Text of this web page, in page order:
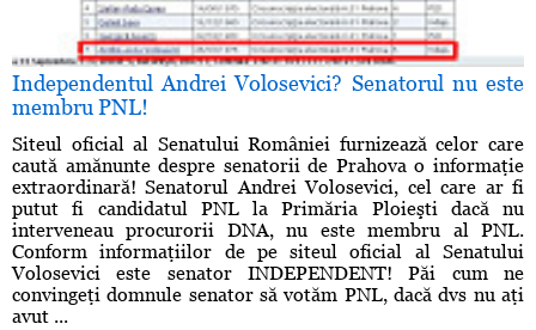
Independentul Andrei Volosevici? Senatorul nu este
membru PNL!
Siteul oficial al Senatului României furnizează celor care
caută amănunte despre senatorii de Prahova o informaţie
extraordinară! Senatorul Andrei Volosevici, cel care ar fi
putut fi candidatul PNL la Primăria Ploieşti dacă nu
interveneau procurorii DNA, nu este membru al PNL.
Conform informaţiilor de pe siteul oficial al Senatului
Volosevici este senator INDEPENDENT! Păi cum ne
convingeţi domnule senator să votăm PNL, dacă dvs nu aţi
avut ...